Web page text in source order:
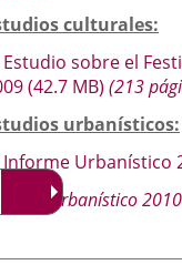
culturales:
Estudio sobre el
(42.7 MB) (213
urbanísticos:
Informe Urbanístico
Urbanístico